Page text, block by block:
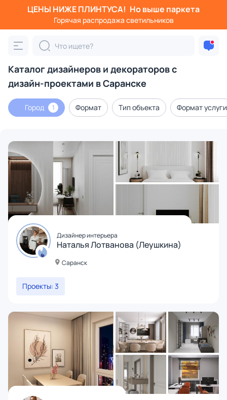
ЦЕНЫ НИЖЕ ПЛИНТУСА! Но выше паркета
Горячая распродажа светильников
Каталог дизайнеров и декораторов с
дизайн-проектами в Саранске
Город 1 Формат Тип объекта Формат услуги
Дизайнер интерьера
Наталья Лотванова (Леушкина)
Саранск
Проекты: 3